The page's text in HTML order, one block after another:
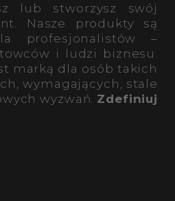
lub stworzysz swój
Nasze produkty są
profesjonalistów –
i ludzi biznesu.
marką dla osób takich
wymagających, stale
wyzwań. Zdefiniuj